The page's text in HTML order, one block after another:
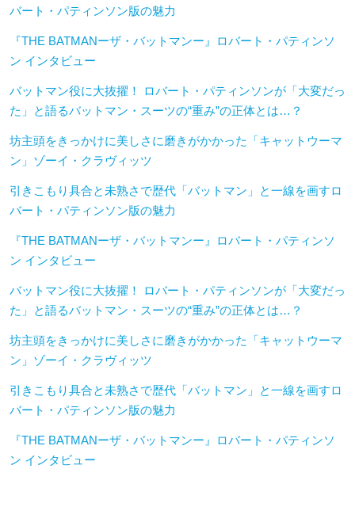
バート・パティンソン版の魅力
『THE BATMANーザ・バットマンー』ロバート・パティンソ
ン インタビュー
バットマン役に大抜擢！ ロバート・パティンソンが「大変だっ
た」と語るバットマン・スーツの“重み”の正体とは…？
坊主頭をきっかけに美しさに磨きがかかった「キャットウーマ
ン」ゾーイ・クラヴィッツ
引きこもり具合と未熟さで歴代「バットマン」と一線を画すロ
バート・パティンソン版の魅力
『THE BATMANーザ・バットマンー』ロバート・パティンソ
ン インタビュー
バットマン役に大抜擢！ ロバート・パティンソンが「大変だっ
た」と語るバットマン・スーツの“重み”の正体とは…？
坊主頭をきっかけに美しさに磨きがかかった「キャットウーマ
ン」ゾーイ・クラヴィッツ
引きこもり具合と未熟さで歴代「バットマン」と一線を画すロ
バート・パティンソン版の魅力
『THE BATMANーザ・バットマンー』ロバート・パティンソ
ン インタビュー